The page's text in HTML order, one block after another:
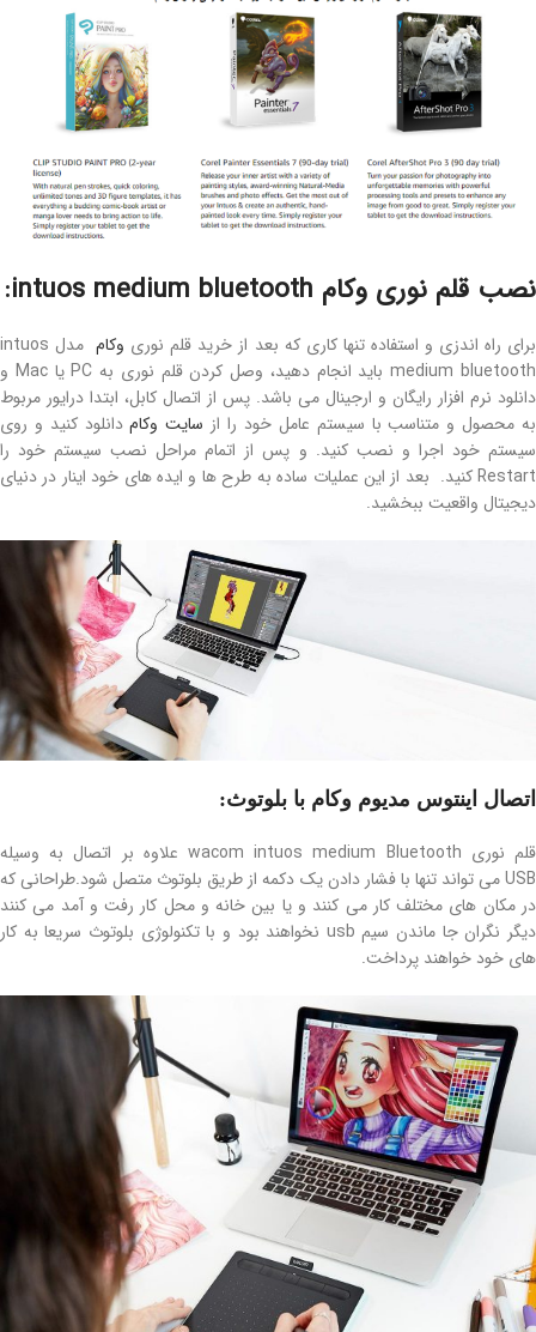
نصب قلم نوری وکام intuos medium bluetooth:
برای راه اندزی و استفاده تنها کاری که بعد از خرید قلم نوری وکام
مدل intuos
medium bluetooth باید انجام دهید، وصل کردن قلم نوری به PC یاMac و
دانلود نرم افزار رایگان و ارجینال می باشد. پس از اتصال کابل، ابتدا درایور مربوط
به محصول و متناسب با سیستم عامل خود را از سایت وکامدانلود کنید و روی
سیستم خود اجرا و نصب کنید. و پس از اتمام مراحل نصب سیستم خود را
Restart کنید.
بعد از این عملیات ساده به طرح ها و ایده های خود اینار در دنیای
دیجیتال واقعیت ببخشید.
اتصال اینتوس مدیوم وکام با بلوتوث:
قلم نوری wacom intuos medium Bluetooth علاوه بر اتصال به وسیله
USBمی تواند تنها با فشار دادن یک دکمه از طریق بلوتوث متصل شود.طراحانی که
در مکان های مختلف کار می کنند و یا بین خانه و محل کار رفت و آمد می کنند
دیگر نگران جا ماندن سیم usb نخواهند بود و با تکنولوژی بلوتوث سریعا به کار
های خود خواهند پرداخت.